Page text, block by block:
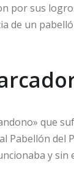
por sus
de un
que
Pabellón del
y sin